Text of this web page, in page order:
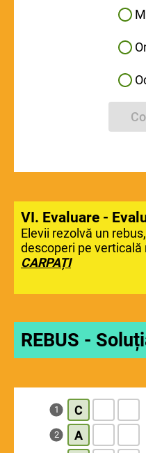
VI. Evaluare -
Elevii rezolvă un
descoperi pe
CARPAȚI
REBUS -
1 C
2 A